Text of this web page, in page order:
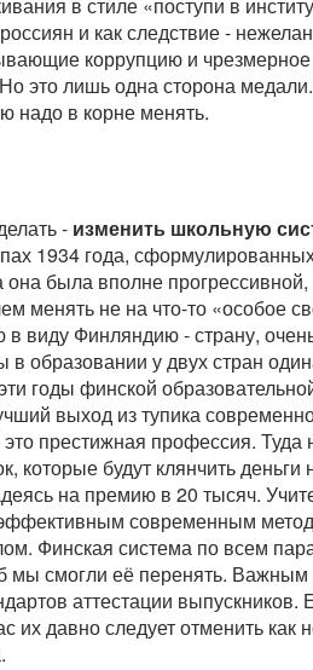
в стиле «поступи в
и как следствие -
коррупцию и чрезмерное
это лишь одна сторона
надо в корне менять.
- изменить школьную
1934 года,
она была вполне
менять не на что-то «особое
виду Финляндию - страну,
образовании у двух стран
годы финской
выход из тупика
престижная профессия.
которые будут клянчить
на премию в 20 тысяч.
современным
Финская система по всем
мы смогли её перенять. Важным
аттестации выпускников.
их давно следует отменить как